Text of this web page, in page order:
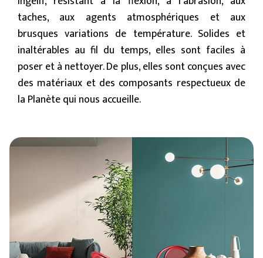
taches, aux agents atmosphériques et aux
brusques variations de température. Solides et
inaltérables au fil du temps, elles sont faciles à
poser et à nettoyer. De plus, elles sont conçues avec
des matériaux et des composants respectueux de
la Planète qui nous accueille.